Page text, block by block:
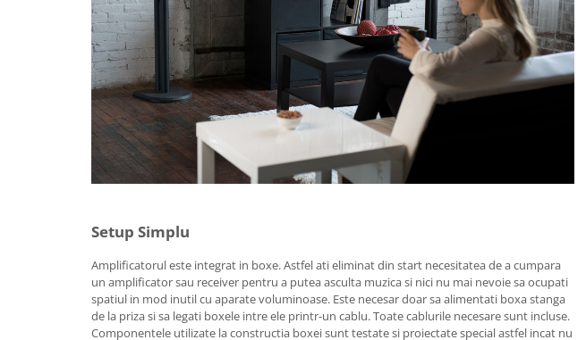
Setup Simplu
Amplificatorul este integrat in boxe. Astfel ati eliminat din start necesitatea de a cumpara
un amplificator sau receiver pentru a putea asculta muzica si nici nu mai nevoie sa ocupati
spatiul in mod inutil cu aparate voluminoase. Este necesar doar sa alimentati boxa stanga
de la priza si sa legati boxele intre ele printr-un cablu. Toate cablurile necesare sunt incluse.
Componentele utilizate la constructia boxei sunt testate si proiectate special astfel incat nu